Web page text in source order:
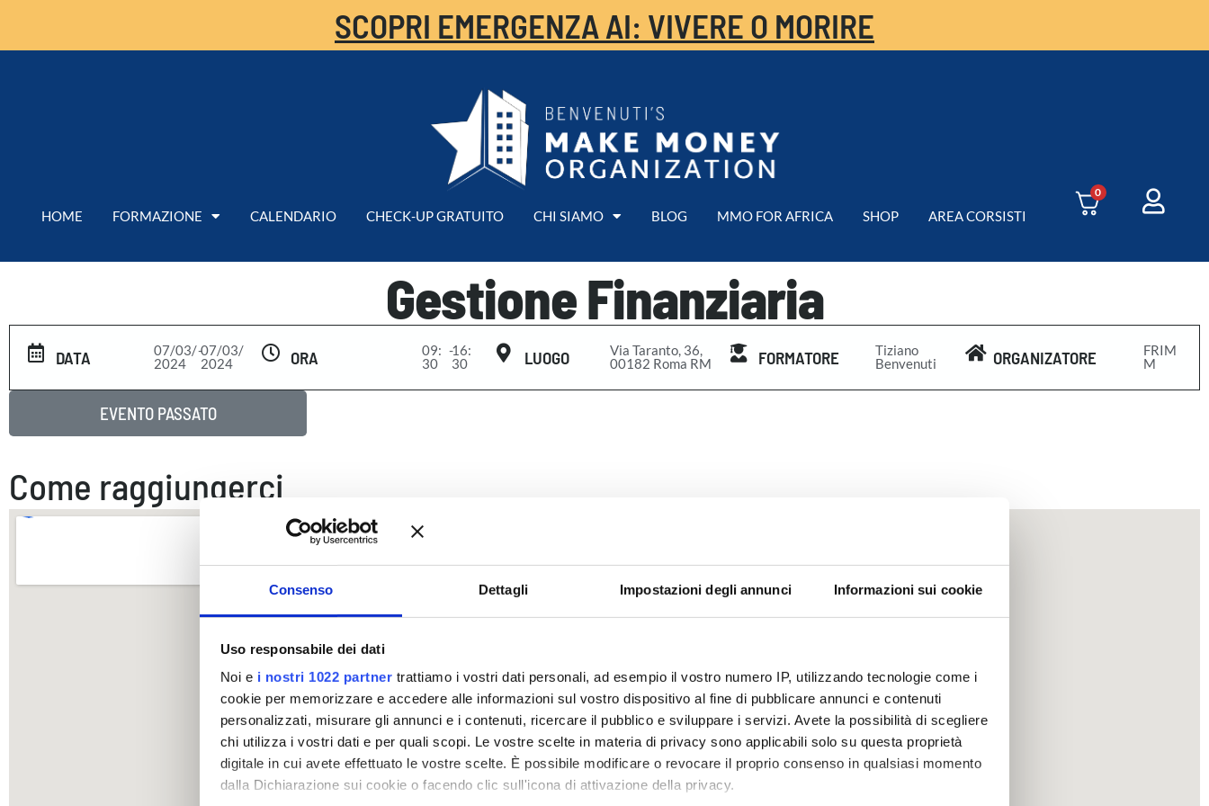
Consenso Dettagli Impostazioni degli annunci Informazioni sui cookie
Uso responsabile dei dati
Noi e i nostri 1022 partner trattiamo i vostri dati personali, ad esempio il vostro numero IP, utilizzando tecnologie come i
cookie per memorizzare e accedere alle informazioni sul vostro dispositivo al fine di pubblicare annunci e contenuti
personalizzati, misurare gli annunci e i contenuti, ricercare il pubblico e sviluppare i servizi. Avete la possibilità di scegliere
chi utilizza i vostri dati e per quali scopi. Le vostre scelte in materia di privacy sono applicabili solo su questa proprietà
digitale in cui avete effettuato le vostre scelte. È possibile modificare o revocare il proprio consenso in qualsiasi momento
dalla Dichiarazione sui cookie o facendo clic sull'icona di attivazione della privacy.
SCOPRI EMERGENZA AI: VIVERE O MORIRE
HOME FORMAZIONE CALENDARIO CHECK-UP GRATUITO CHI SIAMO BLOG MMO FOR AFRICA SHOP AREA CORSISTI
0
Gestione Finanziaria
DATA
07/03/
2024
-07/03/
2024
ORA
09:
30
-16:
30
LUOGO
Via Taranto, 36,
00182 Roma RM
FORMATORE
Tiziano
Benvenuti
ORGANIZATORE
FRIM
M
EVENTO PASSATO
Come raggiungerci